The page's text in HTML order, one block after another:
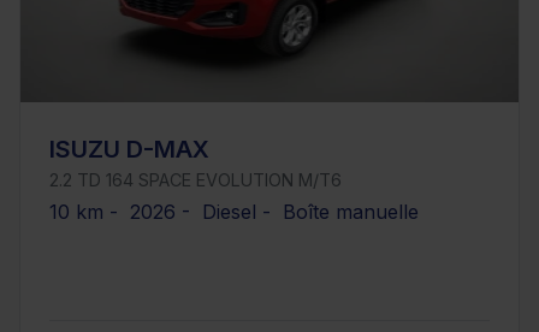
ISUZU D-MAX
2.2 TD 164 SPACE EVOLUTION M/T6
10 km - 2026 - Diesel - Boîte manuelle